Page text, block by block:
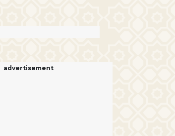
advertisement